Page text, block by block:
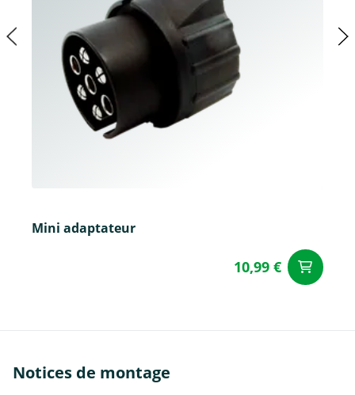
Mini adaptateur
10,99 €
Notices de montage